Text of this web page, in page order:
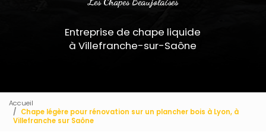
Entreprise de chape liquide
à Villefranche-sur-Saône
Accueil
Chape légère pour rénovation sur un plancher bois à Lyon, à
Villefranche sur Saône